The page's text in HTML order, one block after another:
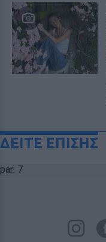
ΔΕΙΤΕ ΕΠΙΣΗΣ
par: 7